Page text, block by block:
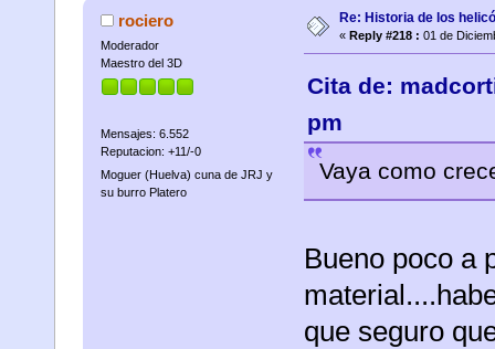
rociero
Moderador
Maestro del 3D
Mensajes: 6.552
Reputacion: +11/-0
Moguer (Huelva) cuna de JRJ y
su burro Platero
Re: Historia de los
« Reply #218 : 01 de
Cita de:
pm
Vaya como
Bueno poco a
que seguro